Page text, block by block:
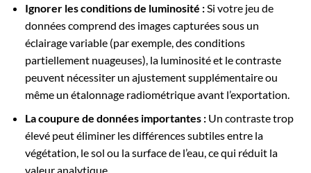
Ignorer les conditions de luminosité :Si votre jeu de
données comprend des images capturées sous un
éclairage variable (par exemple, des conditions
partiellement nuageuses), la luminosité et le contraste
peuvent nécessiter un ajustement supplémentaire ou
même un étalonnage radiométrique avant l’exportation.
La coupure de données importantes :Un contraste trop
élevé peut éliminer les différences subtiles entre la
végétation, le sol ou la surface de l’eau, ce qui réduit la
valeur analytique.